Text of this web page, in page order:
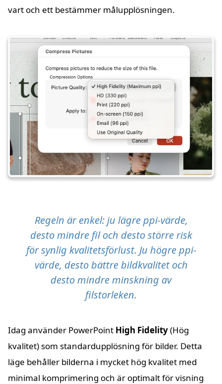
vart och ett bestämmer målupplösningen.
Regeln är enkel: ju lägre ppi-värde,
desto mindre fil och desto större risk
för synlig kvalitetsförlust. Ju högre ppi-
värde, desto bättre bildkvalitet och
desto mindre minskning av
filstorleken.
Idag använder PowerPoint High Fidelity(Hög
kvalitet) som standardupplösning för bilder. Detta
läge behåller bilderna i mycket hög kvalitet med
minimal komprimering och är optimalt för visning